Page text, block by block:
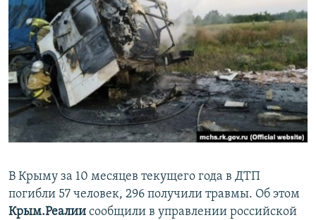
поискуИНФОГРАФИКА
ТЕЛЕПРОЕКТ КРЫМ.РЕАЛИИ
СОВЕТЫ ПРАВОЗАЩИТНИКОВ
ПРОПАВШИЕ БЕЗ ВЕСТИ
ПОБЕДИТЕЛЕЙ НЕ СУДЯТ?
КРЫМ.НЕПОКОРЕННЫЙ
УКРАИНСКАЯ ПРОБЛЕМА КРЫМА
КАК ОБОЙТИ БЛОКИРОВКУ
Українською
Qırımtatar
ПРИСОЕДИНЯЙТЕСЬ!
Все сайты RFE/RL
В Крыму за 10 месяцев текущего года в ДТП
погибли 57 человек, 296 получили травмы. Об этом
Крым.Реалии сообщили в управлении российской